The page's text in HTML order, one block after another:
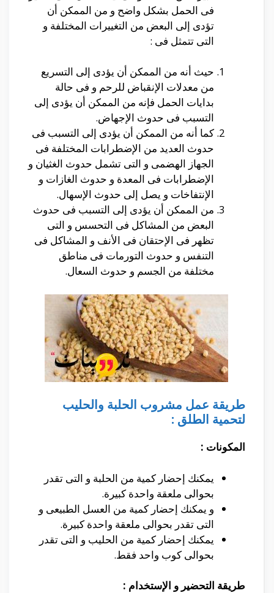
فى الحمل بشكل واضح و من الممكن أن
تؤدى إلى البعض من التغييرات المختلفة و
التى تتمثل فى :
حيث أنه من الممكن أن يؤدى إلى التسريع
من معدلات الإنقباض للرحم و فى حالة
بدايات الحمل فإنه من الممكن أن يؤدى إلى
التسبب فى حدوث الإجهاض.
كما أنه من الممكن أن يؤدى إلى التسبب فى
حدوث العديد من الإضطرابات المختلفة فى
الجهاز الهضمى و التى تشمل حدوث الغثيان و
الإضطرابات فى المعدة و حدوث الغازات و
الإنتفاخات و يصل إلى حدوث الإسهال.
من الممكن أن يؤدى إلى التسبب فى حدوث
البعض من المشاكل فى التحسس و التى
تظهر فى الإحتقان فى الأنف و المشاكل فى
التنفس و حدوث التورمات فى مناطق
مختلفة من الجسم و حدوث السعال.
طريقة عمل مشروب الحلبة والحليب
لتحمية الطلق :
المكونات :
يمكنك إحضار كمية من الحلبة و التى تقدر
بحوالى ملعقة واحدة كبيرة.
و يمكنك إحضار كمية من العسل الطبيعى و
التى تقدر بحوالى ملعقة واحدة كبيرة.
يمكنك إحضار كمية من الحليب و التى تقدر
بحوالى كوب واحد فقط.
طريقة التحضير و الإستخدام :